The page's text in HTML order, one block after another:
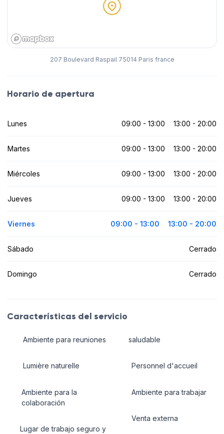
207 Boulevard Raspail 75014 Paris france
Horario de apertura
Lunes 09:00 - 13:00 13:00 - 20:00
Martes 09:00 - 13:00 13:00 - 20:00
Miércoles 09:00 - 13:00 13:00 - 20:00
Jueves 09:00 - 13:00 13:00 - 20:00
Viernes 09:00 - 13:00 13:00 - 20:00
Sábado Cerrado
Domingo Cerrado
Características del servicio
Ambiente para reuniones
Lumière naturelle
Ambiente para la
colaboración
Lugar de trabajo seguro y
saludable
Personnel d'accueil
Ambiente para trabajar
Venta externa